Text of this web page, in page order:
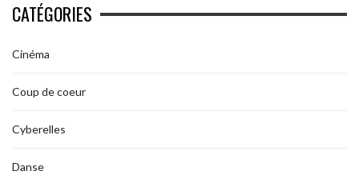
CATÉGORIES
Cinéma
Coup de coeur
Cyberelles
Danse